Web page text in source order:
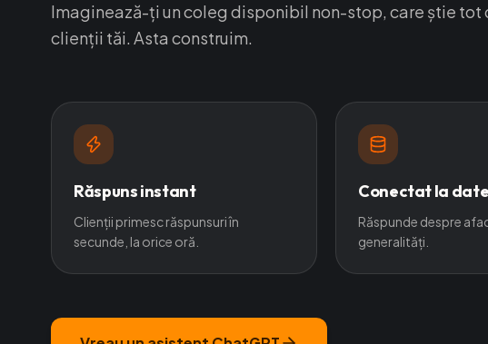
Imaginează-ți un coleg disponibil non-stop, care știe tot
clienții tăi. Asta construim.
Răspuns instant
Clienții primesc răspunsuri în
secunde, la orice oră.
Conectat la
Răspunde despre
generalități.